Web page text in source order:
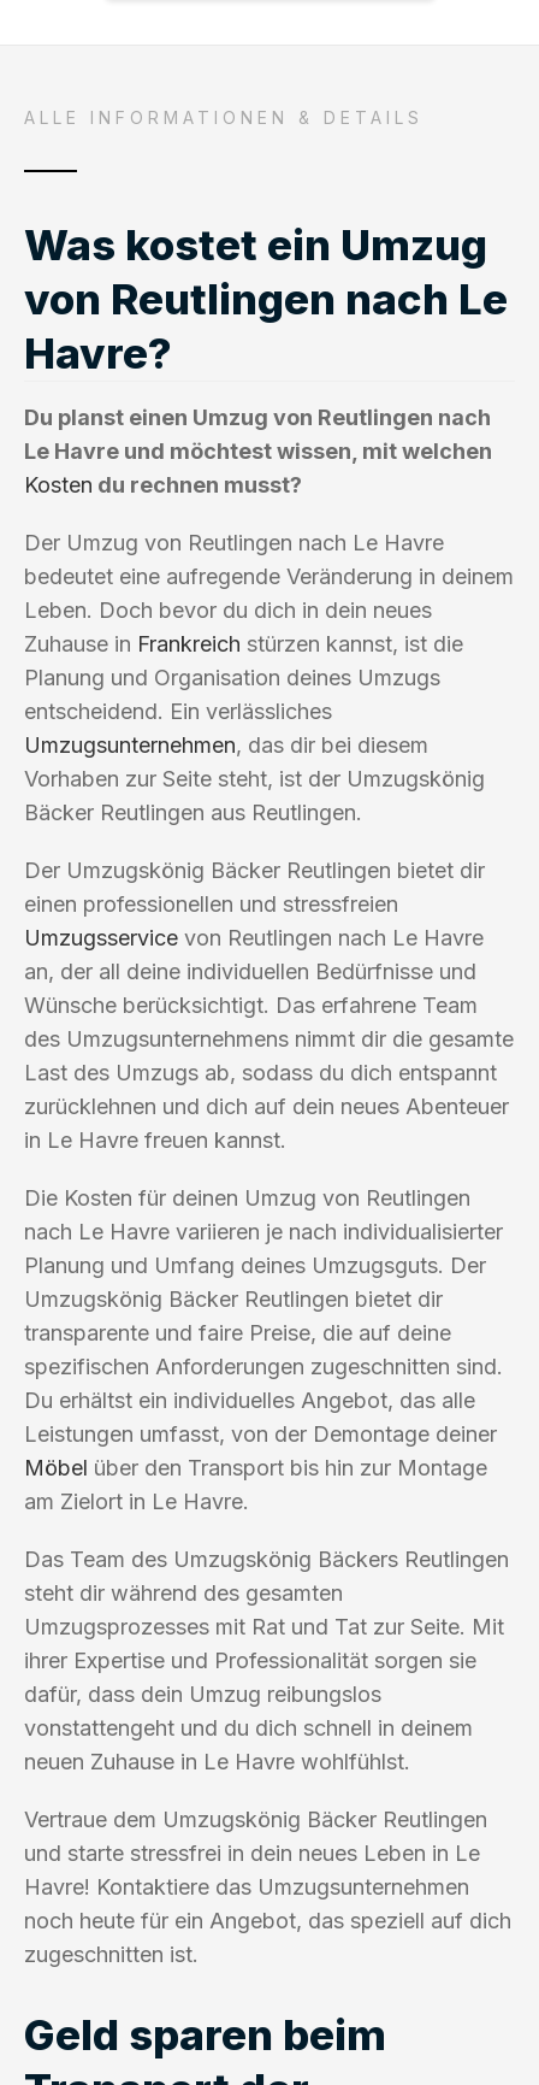
ALLE INFORMATIONEN & DETAILS
Was kostet ein Umzug
von Reutlingen nach Le
Havre?
Du planst einen Umzug von Reutlingen nach
Le Havre und möchtest wissen, mit welchen
Kosten du rechnen musst?
Der Umzug von Reutlingen nach Le Havre
bedeutet eine aufregende Veränderung in deinem
Leben. Doch bevor du dich in dein neues
Zuhause in Frankreich stürzen kannst, ist die
Planung und Organisation deines Umzugs
entscheidend. Ein verlässliches
Umzugsunternehmen, das dir bei diesem
Vorhaben zur Seite steht, ist der Umzugskönig
Bäcker Reutlingen aus Reutlingen.
Der Umzugskönig Bäcker Reutlingen bietet dir
einen professionellen und stressfreien
Umzugsservice von Reutlingen nach Le Havre
an, der all deine individuellen Bedürfnisse und
Wünsche berücksichtigt. Das erfahrene Team
des Umzugsunternehmens nimmt dir die gesamte
Last des Umzugs ab, sodass du dich entspannt
zurücklehnen und dich auf dein neues Abenteuer
in Le Havre freuen kannst.
Die Kosten für deinen Umzug von Reutlingen
nach Le Havre variieren je nach individualisierter
Planung und Umfang deines Umzugsguts. Der
Umzugskönig Bäcker Reutlingen bietet dir
transparente und faire Preise, die auf deine
spezifischen Anforderungen zugeschnitten sind.
Du erhältst ein individuelles Angebot, das alle
Leistungen umfasst, von der Demontage deiner
Möbel über den Transport bis hin zur Montage
am Zielort in Le Havre.
Das Team des Umzugskönig Bäckers Reutlingen
steht dir während des gesamten
Umzugsprozesses mit Rat und Tat zur Seite. Mit
ihrer Expertise und Professionalität sorgen sie
dafür, dass dein Umzug reibungslos
vonstattengeht und du dich schnell in deinem
neuen Zuhause in Le Havre wohlfühlst.
Vertraue dem Umzugskönig Bäcker Reutlingen
und starte stressfrei in dein neues Leben in Le
Havre! Kontaktiere das Umzugsunternehmen
noch heute für ein Angebot, das speziell auf dich
zugeschnitten ist.
Geld sparen beim